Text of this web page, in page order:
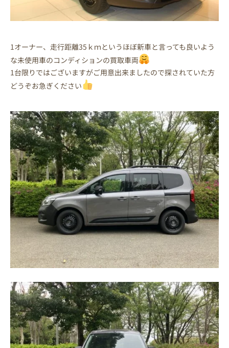
1オーナー、走行距離35ｋｍというほぼ新車と言っても良いよう
な未使用車のコンディションの買取車両
1台限りではございますがご用意出来ましたので探されていた方
どうぞお急ぎください